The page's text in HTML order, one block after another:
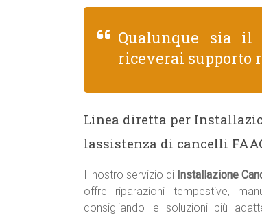
Qualunque sia il
riceverai
Linea diretta per
lassistenza di cancelli
Il nostro servizio di Installazione
offre riparazioni tempestive,
consigliando le soluzioni più